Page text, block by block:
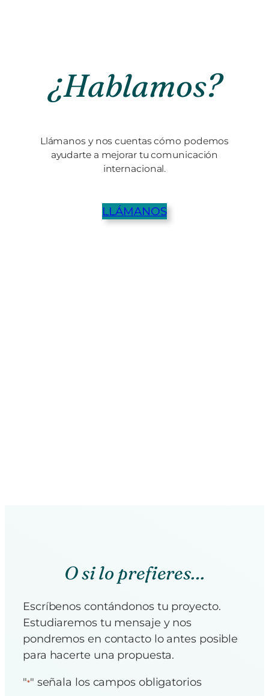
¿Hablamos?
Llámanos y nos cuentas cómo podemos
ayudarte a mejorar tu comunicación
internacional.
LLÁMANOS
O si lo prefieres…
Escríbenos contándonos tu proyecto.
Estudiaremos tu mensaje y nos
pondremos en contacto lo antes posible
para hacerte una propuesta.
"*" señala los campos obligatorios